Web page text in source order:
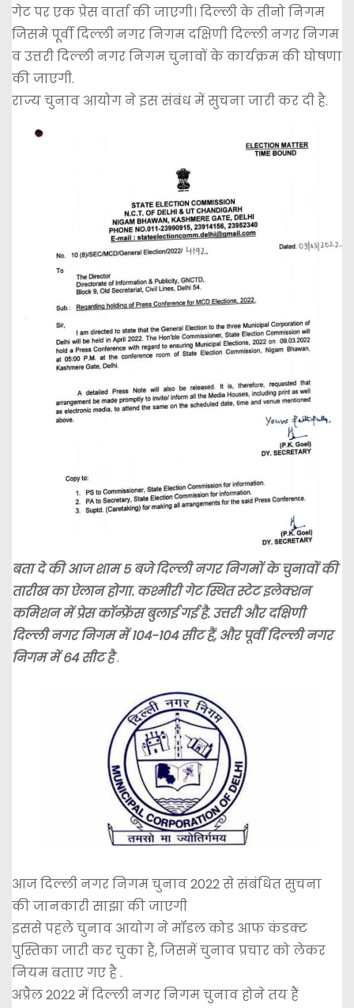
गेट पर एक प्रेस वार्ता की जाएगी। दिल्ली के तीनो निगम
जिसमे पूर्वी दिल्ली नगर निगम दक्षिणी दिल्ली नगर निगम
व उत्तरी दिल्ली नगर निगम चुनावों के कार्यक्रम की घोषणा
की जाएगी.
राज्य चुनाव आयोग ने इस संबंध में सुचना जारी कर दी है.
बता दे की आज शाम 5 बजे दिल्ली नगर निगमों के चुनावों की
तारीख का ऐलान होगा. कश्मीरी गेट स्थित स्टेट इलेक्शन
कमिशन में प्रेस कॉन्फ्रेंस बुलाई गई है. उत्तरी और दक्षिणी
दिल्ली नगर निगम में 104-104 सीट हैं, और पूर्वी दिल्ली नगर
निगम में 64 सीट है.
आज दिल्ली नगर निगम चुनाव 2022 से संबंधित सुचना
की जानकारी साझा की जाएगी
इससे पहले चुनाव आयोग ने मॉडल कोड आफ कंडक्ट
पुस्तिका जारी कर चुका हैं, जिसमें चुनाव प्रचार को लेकर
नियम बताए गए है .
अप्रैल 2022 में दिल्ली नगर निगम चुनाव होने तय हैं